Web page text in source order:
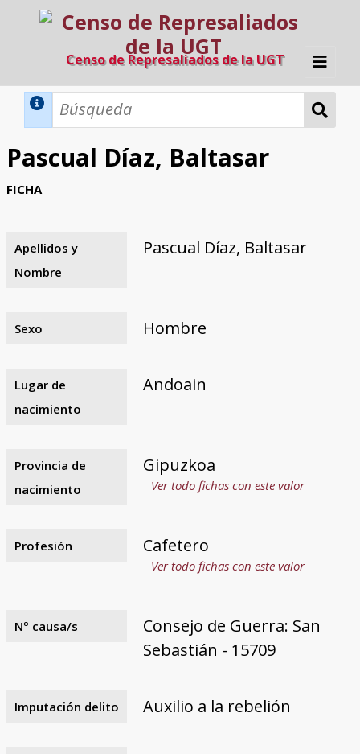
Censo de Represaliados de la UGT
Inicio
Búsqueda Dinámica
Búsqueda Avanzada
Razones y objetivos
El equipo
Colaboradores
Fuentes documentales
Pascual Díaz, Baltasar
FICHA
Apellidos y
Nombre
Pascual Díaz, Baltasar
Sexo Hombre
Lugar de
nacimiento
Andoain
Provincia de
nacimiento
Gipuzkoa
Ver todo fichas con este valor
Profesión Cafetero
Ver todo fichas con este valor
Nº causa/s
Consejo de Guerra: San
Sebastián - 15709
Imputación delito Auxilio a la rebelión